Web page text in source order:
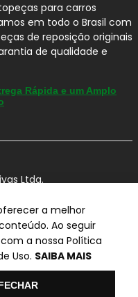
para carros
em todo o Brasil com
de reposição originais
de qualidade e
Rápida e um Amplo
Ltda.
480.
para compras via
Física e Televendas.
dados.
a melhor
Ao seguir
a nossa Política
Uso. SAIBA MAIS